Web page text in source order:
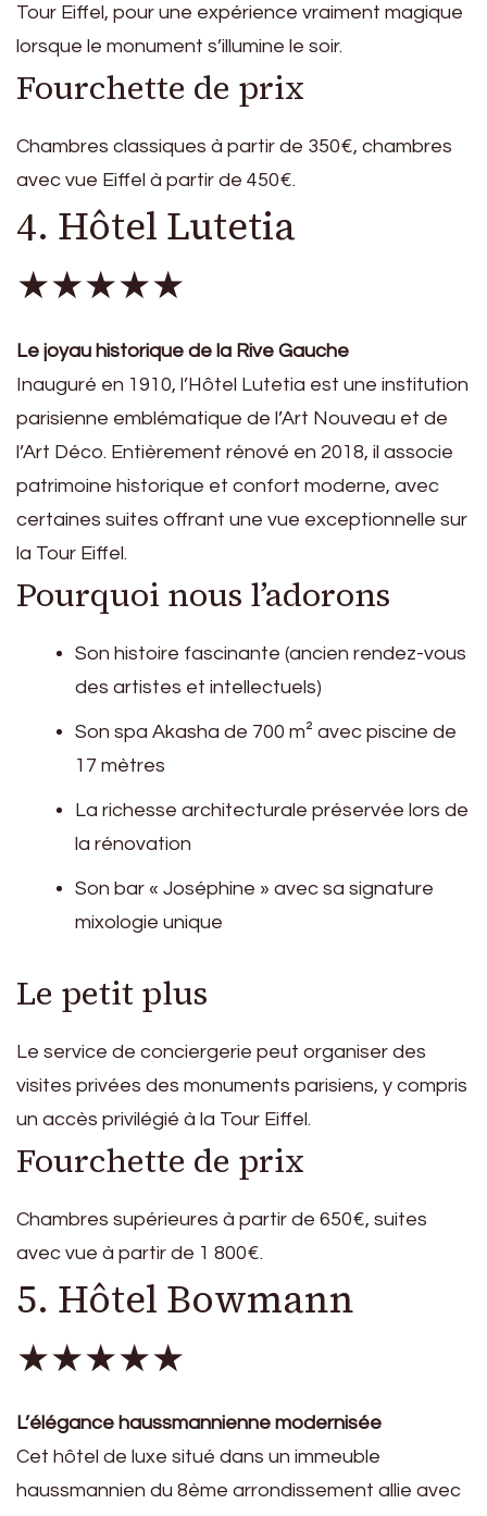
Tour Eiffel, pour une expérience vraiment magique
lorsque le monument s’illumine le soir.
Fourchette de prix
Chambres classiques à partir de 350€, chambres
avec vue Eiffel à partir de 450€.
4. Hôtel Lutetia
★★★★★
Le joyau historique de la Rive Gauche
Inauguré en 1910, l’Hôtel Lutetia est une institution
parisienne emblématique de l’Art Nouveau et de
l’Art Déco. Entièrement rénové en 2018, il associe
patrimoine historique et confort moderne, avec
certaines suites offrant une vue exceptionnelle sur
la Tour Eiffel.
Pourquoi nous l’adorons
Son histoire fascinante (ancien rendez-vous
des artistes et intellectuels)
Son spa Akasha de 700 m² avec piscine de
17 mètres
La richesse architecturale préservée lors de
la rénovation
Son bar « Joséphine » avec sa signature
mixologie unique
Le petit plus
Le service de conciergerie peut organiser des
visites privées des monuments parisiens, y compris
un accès privilégié à la Tour Eiffel.
Fourchette de prix
Chambres supérieures à partir de 650€, suites
avec vue à partir de 1 800€.
5. Hôtel Bowmann
★★★★★
L’élégance haussmannienne modernisée
Cet hôtel de luxe situé dans un immeuble
haussmannien du 8ème arrondissement allie avec